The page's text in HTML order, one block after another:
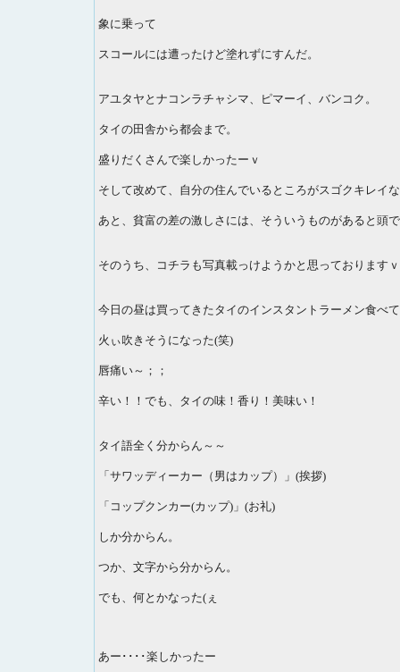
象に乗って
スコールには遭ったけど塗れずにすんだ。
アユタヤとナコンラチャシマ、ピマーイ、バンコク。
タイの田舎から都会まで。
盛りだくさんで楽しかったーｖ
そして改めて、自分の住んでいるところがスゴクキレイ
あと、貧富の差の激しさには、そういうものがあると頭
そのうち、コチラも写真載っけようかと思っておりますｖ
今日の昼は買ってきたタイのインスタントラーメン食べて
火ぃ吹きそうになった(笑)
唇痛い～；；
辛い！！でも、タイの味！香り！美味い！
タイ語全く分からん～～
「サワッディーカー（男はカップ）」(挨拶)
「コップクンカー(カップ)」(お礼)
しか分からん。
つか、文字から分からん。
でも、何とかなった(ぇ
あー････楽しかったー